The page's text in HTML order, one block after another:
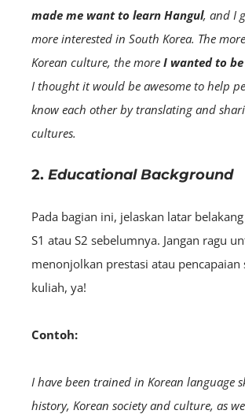
made me want to learn Hangul, and I
more interested in South Korea. The
Korean culture, the more I wanted to
I thought it would be awesome to help
know each other by translating and
cultures.
2. Educational Background
Pada bagian ini, jelaskan latar
S1 atau S2 sebelumnya. Jangan ragu
menonjolkan prestasi atau pencapaian
kuliah, ya!
Contoh:
I have been trained in Korean language
history, Korean society and culture, as